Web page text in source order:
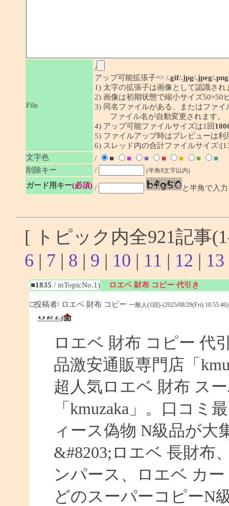
File
/
アップ可能拡張子=> /.gif/.jpg/.jpeg/.png
1) 太字の拡張子は画像として認識され
2) 画像は初期状態で縮小サイズ50×50
3) 同名ファイルがある、またはファ
ファイル名が自動変更されます。
4) アップ可能ファイルサイズは1回
5) ファイルアップ時はプレビューは利
6) スレッド内の合計ファイルサイズ
文字色
/ ■ ■ ■ ■ ■ ■
■
削除キー
/ (半角8文字以内)
ガード用キー(必須) / と半角で入力
[ トピック内全921記
6 | 7 | 8 | 9 | 10 | 11 | 12 | 13
■1835 / inTopicNo.1) ロエベ 財布 コピー 代引き
□投稿者/ ロエベ 財布 コピー 一般人(1回)-(2025/08/29(Fri) 10:55:46)
ロエベ 財布 コピー 代
品激安通販専門店「
超人気ロエベ 財布 ス
「kmuzaka」。口コミ
ィース偽物 N級品が大
&#8203;ロエベ 長財布
ンパース、ロエベ カ
どのスーパーコピーN